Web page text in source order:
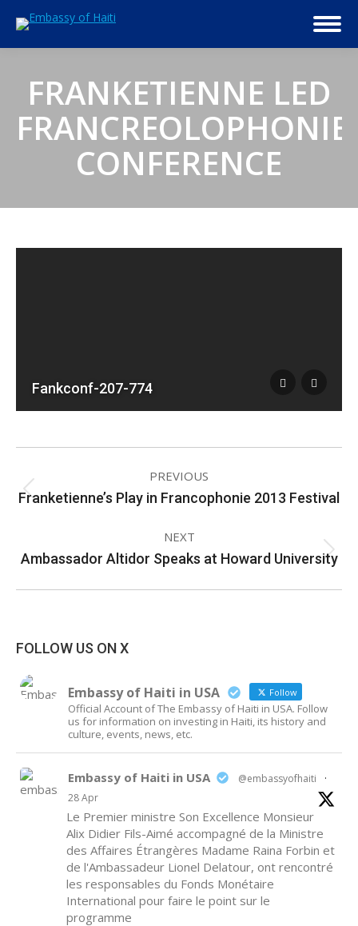
FRANKETIENNE LED
FRANCREOLOPHONIE
CONFERENCE
Fankconf-207-774
NAVIGATION
PREVIOUS
Previous
Franketienne’s Play in Francophonie 2013 Festival
NEXT
Next
Ambassador Altidor Speaks at Howard University
FOLLOW US ON X
Embassy of Haiti in USA Follow
Official Account of The Embassy of Haiti in USA. Follow
us for information on investing in Haiti, its history and
culture, events, news, etc.
Embassy of Haiti in USA @embassyofhaiti
·
28 Apr
Le Premier ministre Son Excellence Monsieur
Alix Didier Fils-Aimé accompagné de la Ministre
des Affaires Étrangères Madame Raina Forbin et
de l'Ambassadeur Lionel Delatour, ont rencontré
les responsables du Fonds Monétaire
International pour faire le point sur le
programme